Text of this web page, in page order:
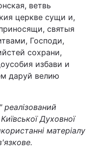
ветвь
церкве сущи и,
святыя
Господи,
сохрани,
избави и
даруй велию
Духовної
матеріалу